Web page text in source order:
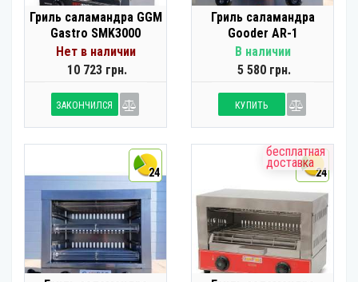
Гриль саламандра GGM
Gastro SMK3000
Нет в наличии
10 723 грн.
ЗАКОНЧИЛСЯ
Гриль саламандра
Gooder AR-1
В наличии
5 580 грн.
КУПИТЬ
24
бесплатная
доставка
24